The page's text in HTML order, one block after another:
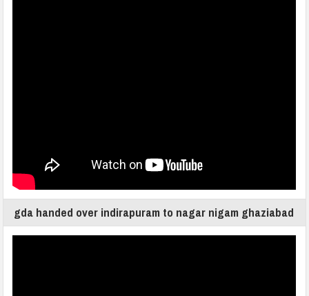
gda handed over indirapuram to nagar nigam ghaziabad